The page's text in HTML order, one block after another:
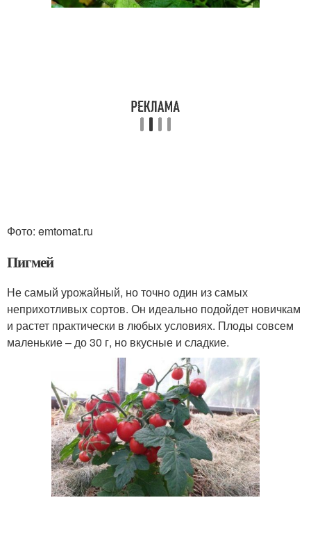
Фото: emtomat.ru
Пигмей
Не самый урожайный, но точно один из самых
неприхотливых сортов. Он идеально подойдет новичкам
и растет практически в любых условиях. Плоды совсем
маленькие – до 30 г, но вкусные и сладкие.